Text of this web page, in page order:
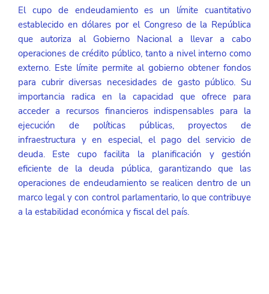
El cupo de endeudamiento es un límite cuantitativo
establecido en dólares por el Congreso de la República
que autoriza al Gobierno Nacional a llevar a cabo
operaciones de crédito público, tanto a nivel interno como
externo. Este límite permite al gobierno obtener fondos
para cubrir diversas necesidades de gasto público. Su
importancia radica en la capacidad que ofrece para
acceder a recursos financieros indispensables para la
ejecución de políticas públicas, proyectos de
infraestructura y en especial, el pago del servicio de
deuda. Este cupo facilita la planificación y gestión
eficiente de la deuda pública, garantizando que las
operaciones de endeudamiento se realicen dentro de un
marco legal y con control parlamentario, lo que contribuye
a la estabilidad económica y fiscal del país.